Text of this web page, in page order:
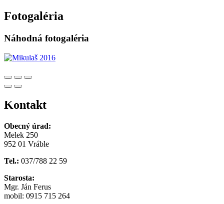
Fotogaléria
Náhodná fotogaléria
Kontakt
Obecný úrad:
Melek 250
952 01 Vráble
Tel.: 037/788 22 59
Starosta:
Mgr. Ján Ferus
mobil: 0915 715 264